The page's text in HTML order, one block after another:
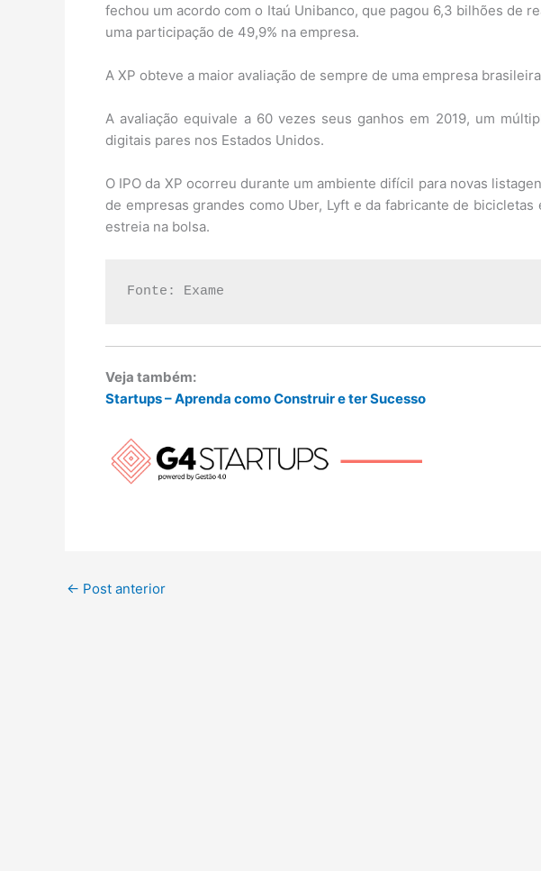
fechou um acordo com o Itaú Unibanco, que pagou 6,3 bilhões de
uma participação de 49,9% na empresa.
A XP obteve a maior avaliação de sempre de uma empresa
A avaliação equivale a 60 vezes seus ganhos em 2019, um
digitais pares nos Estados Unidos.
O IPO da XP ocorreu durante um ambiente difícil para novas
de empresas grandes como Uber, Lyft e da fabricante de
estreia na bolsa.
Fonte: Exame
Veja também:
Startups – Aprenda como Construir e ter Sucesso
← Post anterior